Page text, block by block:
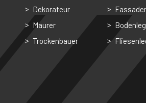
Dekorateur
Maurer
Trockenbauer